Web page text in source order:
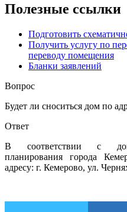
Полезные ссылки
Подготовить
Получить услугу по
переводу помещения
Бланки заявлений
Вопрос
Будет ли сноситься дом по
Ответ
В соответствии с
планирования города
адресу: г. Кемерово, ул.